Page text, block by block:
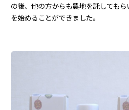
の後、他の方からも農地を託しても
を始めることができました。